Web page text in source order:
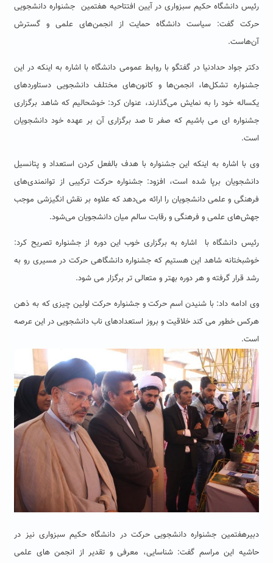
رئیس دانشگاه حکیم سبزواری در آیین افتتاحیه هفتمین جشنواره دانشجویی
حرکت گفت: سیاست دانشگاه حمایت از انجمن‌های علمی و گسترش
آن‌هاست.
دکتر جواد حدادنیا در گفتگو با روابط عمومی دانشگاه با اشاره به اینکه در این
جشنواره تشکل‌ها، انجمن‌ها و کانون‌های مختلف دانشجویی دستاوردهای
یکساله خود را به نمایش می‌گذارند، عنوان کرد: خوشحالیم که شاهد برگزاری
جشنواره ای می باشیم که صفر تا صد برگزاری آن بر عهده خود دانشجویان
است.
وی با اشاره به اینکه این جشنواره با هدف بالفعل کردن استعداد و پتانسیل
دانشجویان برپا شده است، افزود: جشنواره حرکت ترکیبی از توانمندی‌های
فرهنگی و علمی دانشجویان را ارائه می‌دهد که علاوه بر نقش انگیزشی موجب
جهش‌های علمی و فرهنگی و رقابت سالم میان دانشجویان می‌شود.
رئیس دانشگاه با اشاره به برگزاری خوب این دوره از جشنواره تصریح کرد:
خوشبختانه شاهد این هستیم که جشنواره دانشگاهی حرکت در مسیری رو به
رشد قرار گرفته و هر دوره بهتر و متعالی تر برگزار می شود.
وی ادامه داد: با شنیدن اسم حرکت و جشنواره حرکت اولین چیزی که به ذهن
هرکس خطور می کند خلاقیت و بروز استعدادهای ناب دانشجویی در این عرصه
است.
دبیرهفتمین جشنواره دانشجویی حرکت در دانشگاه حکیم سبزواری نیز در
حاشیه این مراسم گفت: شناسایی، معرفی و تقدیر از انجمن های علمی